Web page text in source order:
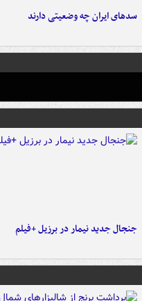
سدهای ایران چه وضعیتی دارند
جنجال جدید نیمار در برزیل +فیلم